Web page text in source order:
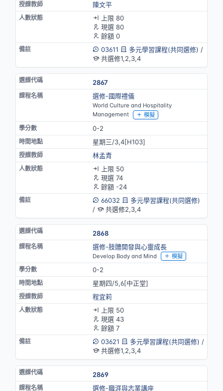
陳文平
上限 80
現選 80
餘額 0
03611
多元學習課程(共同選修) /
共選修1,2,3,4
2867
選修-國際禮儀
World Culture and Hospitality
Management
模擬
0-2
星期三/3,4[H103]
林孟青
上限 50
現選 74
餘額 -24
66032
多元學習課程(共同選修)
/
共選修2,3,4
2868
選修-肢體開發與心靈成長
Develop Body and Mind 模擬
0-2
星期四/5,6[中正堂]
程宜莉
上限 50
現選 43
餘額 7
03621
多元學習課程(共同選修) /
共選修1,2,3,4
2869
選修-職涯與志業講座